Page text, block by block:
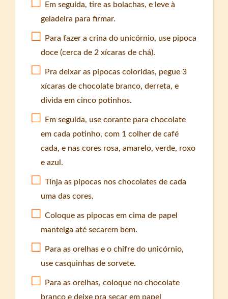
Em seguida, tire as bolachas, e leve à
geladeira para firmar.
Para fazer a crina do unicórnio, use pipoca
doce (cerca de 2 xícaras de chá).
Pra deixar as pipocas coloridas, pegue 3
xícaras de chocolate branco, derreta, e
divida em cinco potinhos.
Em seguida, use corante para chocolate
em cada potinho, com 1 colher de café
cada, e nas cores rosa, amarelo, verde, roxo
e azul.
Tinja as pipocas nos chocolates de cada
uma das cores.
Coloque as pipocas em cima de papel
manteiga até secarem bem.
Para as orelhas e o chifre do unicórnio,
use casquinhas de sorvete.
Para as orelhas, coloque no chocolate
branco e deixe pra secar em papel